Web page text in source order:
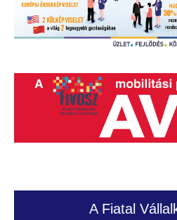
A Fiatal